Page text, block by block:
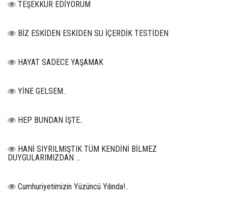
TEŞEKKÜR EDİYORUM
BİZ ESKİDEN ESKİDEN SU İÇERDİK TESTİDEN
HAYAT SADECE YAŞAMAK
YİNE GELSEM..
HEP BUNDAN İŞTE..
HANİ SIYRILMIŞTIK TÜM KENDİNİ BİLMEZ
DUYGULARIMIZDAN …
Cumhuriyetimizin Yüzüncü Yılında!..